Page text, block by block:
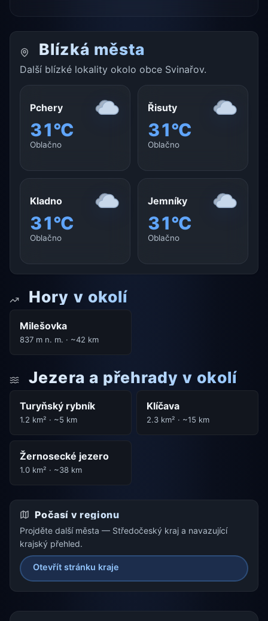
Blízká města
Další blízké lokality okolo obce Svinařov.
Pchery
31°C
Oblačno
Řisuty
31°C
Oblačno
Kladno
31°C
Oblačno
Jemníky
31°C
Oblačno
Hory v okolí
Milešovka
837 m n. m. · ~42 km
Jezera a přehrady v okolí
Turyňský rybník
1.2 km² · ~5 km
Klíčava
2.3 km² · ~15 km
Žernosecké jezero
1.0 km² · ~38 km
Počasí v regionu
Projděte další města — Středočeský kraj a navazující
krajský přehled.
Otevřít stránku kraje